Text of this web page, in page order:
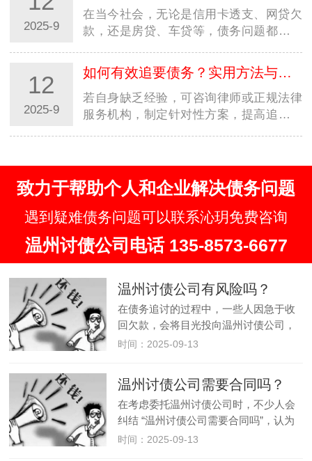
2025-9
在当今社会，无论是信用卡透支、网贷欠
款，还是房贷、车贷等，债务问题都可能
在苦苦寻找快速还清债务的方法，渴望早
日摆脱负债的困扰，重获…
12
2025-9
如何有效追要债务？实用方法与法律途径全解析
若自身缺乏经验，可咨询律师或正规法律
服务机构，制定针对性方案，提高追债成
益。在商业往来和日常生活…
致力于帮助个人和企业解决债务问题
遇到疑难债务问题可以联系沁玥免费咨询
温州讨债公司电话 135-8573-6677
温州讨债公司有风险吗？
在债务追讨的过程中，一些人因急于收
回欠款，会将目光投向温州讨债公司，
但 “温州讨债公司有风险吗” 是必须提前
托过程，从法律责任到经济损失…
时间：2025-09-13
温州讨债公司需要合同吗？
在考虑委托温州讨债公司时，不少人会
纠结 “温州讨债公司需要合同吗”，认为
签订合同能让服务更有保障。但实际
时间：2025-09-13